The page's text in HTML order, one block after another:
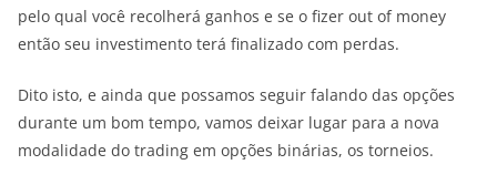
pelo qual você recolherá ganhos e se o fizer out of money
então seu investimento terá finalizado com perdas.
Dito isto, e ainda que possamos seguir falando das opções
durante um bom tempo, vamos deixar lugar para a nova
modalidade do trading em opções binárias, os torneios.